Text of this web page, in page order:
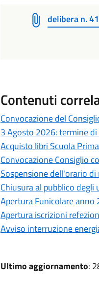
delibera n.
Contenuti
Convocazione del
3 Agosto 2026: termine
Acquisto libri Scuola
Convocazione Consiglio
Sospensione dell'orario
Chiusura al pubblico
Apertura Funicolare anno
Apertura iscrizioni
Avviso interruzione
Ultimo aggiornamento: